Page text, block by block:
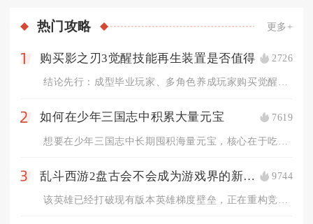
热门攻略 更多+
购买影之刃3觉醒技能再生装置是否值得 2726
2 如何在少年三国志中积累大量元宝 7619
3 乱斗西游2盘古会不会成为游戏界的新热门 9744